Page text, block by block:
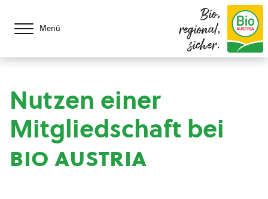
Menü
Bio,
regional,
sicher.
Nutzen einer
Mitgliedschaft bei
bio austria